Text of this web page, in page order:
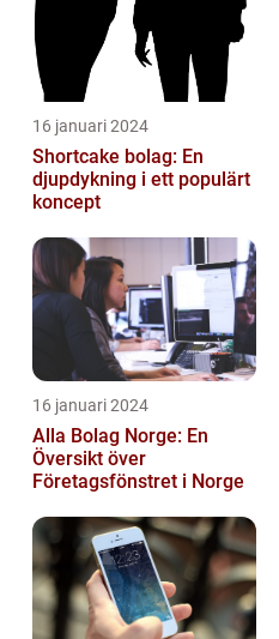
16 januari 2024
Shortcake bolag: En
djupdykning i ett populärt
koncept
16 januari 2024
Alla Bolag Norge: En
Översikt över
Företagsfönstret i Norge